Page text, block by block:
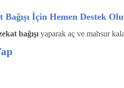
Bağışı İçin Hemen Destek
bağışıyaparak aç ve mahsur